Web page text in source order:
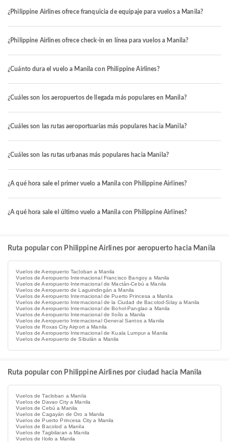
¿Philippine Airlines ofrece franquicia de equipaje para vuelos a Manila?
¿Philippine Airlines ofrece check-in en línea para vuelos a Manila?
¿Cuánto dura el vuelo a Manila con Philippine Airlines?
¿Cuáles son los aeropuertos de llegada más populares en Manila?
¿Cuáles son las rutas aeroportuarias más populares hacia Manila?
¿Cuáles son las rutas urbanas más populares hacia Manila?
¿A qué hora sale el primer vuelo a Manila con Philippine Airlines?
¿A qué hora sale el último vuelo a Manila con Philippine Airlines?
Ruta popular con Philippine Airlines por aeropuerto hacia Manila
Vuelos de Aeropuerto Tacloban a Manila
Vuelos de Aeropuerto Internacional Francisco Bangoy a Manila
Vuelos de Aeropuerto Internacional de Mactán-Cebú a Manila
Vuelos de Aeropuerto de Laguindingán a Manila
Vuelos de Aeropuerto Internacional de Puerto Princesa a Manila
Vuelos de Aeropuerto Internacional de la Ciudad de Bacolod-Silay a Manila
Vuelos de Aeropuerto Internacional de Bohol-Panglao a Manila
Vuelos de Aeropuerto Internacional de Iloílo a Manila
Vuelos de Aeropuerto Internacional General Santos a Manila
Vuelos de Roxas City Airport a Manila
Vuelos de Aeropuerto Internacional de Kuala Lumpur a Manila
Vuelos de Aeropuerto de Sibulán a Manila
Ruta popular con Philippine Airlines por ciudad hacia Manila
Vuelos de Tacloban a Manila
Vuelos de Davao City a Manila
Vuelos de Cebú a Manila
Vuelos de Cagayán de Oro a Manila
Vuelos de Puerto Princesa City a Manila
Vuelos de Bacolod a Manila
Vuelos de Tagbilaran a Manila
Vuelos de Iloilo a Manila